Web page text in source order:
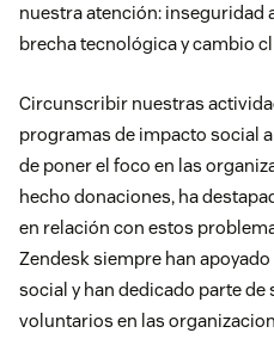
nuestra atención: inseguridad
brecha tecnológica y cambio
Circunscribir nuestras
programas de impacto social
de poner el foco en las
hecho donaciones, ha
en relación con estos
Zendesk siempre han
social y han dedicado parte
voluntarios en las